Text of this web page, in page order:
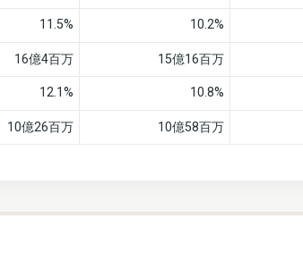
11.5% 10.2%
16億4百万 15億16百万
12.1% 10.8%
10億26百万 10億58百万